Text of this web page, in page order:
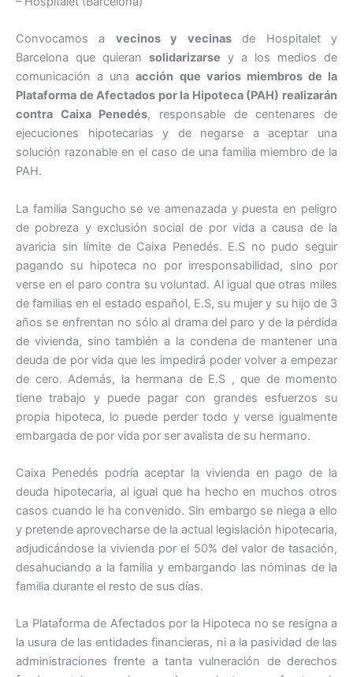
Convocamos a vecinos y vecinasde Hospitalet y
Barcelona que quieran solidarizarse y a los medios de
comunicación a unaacción que varios miembros de la
Plataforma de Afectados por la Hipoteca (PAH) realizarán
contra Caixa Penedés, responsable de centenares de
ejecuciones hipotecarias y de negarse a aceptar una
solución razonable en el caso de una familia miembro de la
PAH.
La familia Sangucho se ve amenazada y puesta en peligro
de pobreza y exclusión social de por vida a causa de la
avaricia sin límite de Caixa Penedés. E.S no pudo seguir
pagando su hipoteca no por irresponsabilidad, sino por
verse en el paro contra su voluntad. Al igual que otras miles
de familias en el estado español, E.S, su mujer y su hijo de 3
años se enfrentan no sólo al drama del paro y de la pérdida
de vivienda, sino también a la condena de mantener una
deuda de por vida que les impedirá poder volver a empezar
de cero. Además, la hermana de E.S , que de momento
tiene trabajo y puede pagar con grandes esfuerzos su
propia hipoteca, lo puede perder todo y verse igualmente
embargada de por vida por ser avalista de su hermano.
Caixa Penedés podría aceptar la vivienda en pago de la
deuda hipotecaria, al igual que ha hecho en muchos otros
casos cuando le ha convenido. Sin embargo se niega a ello
y pretende aprovecharse de la actual legislación hipotecaria,
adjudicándose la vivienda por el 50% del valor de tasación,
desahuciando a la familia y embargando las nóminas de la
familia durante el resto de sus días.
La Plataforma de Afectados por la Hipoteca no se resigna a
la usura de las entidades financieras, ni a la pasividad de las
administraciones frente a tanta vulneración de derechos